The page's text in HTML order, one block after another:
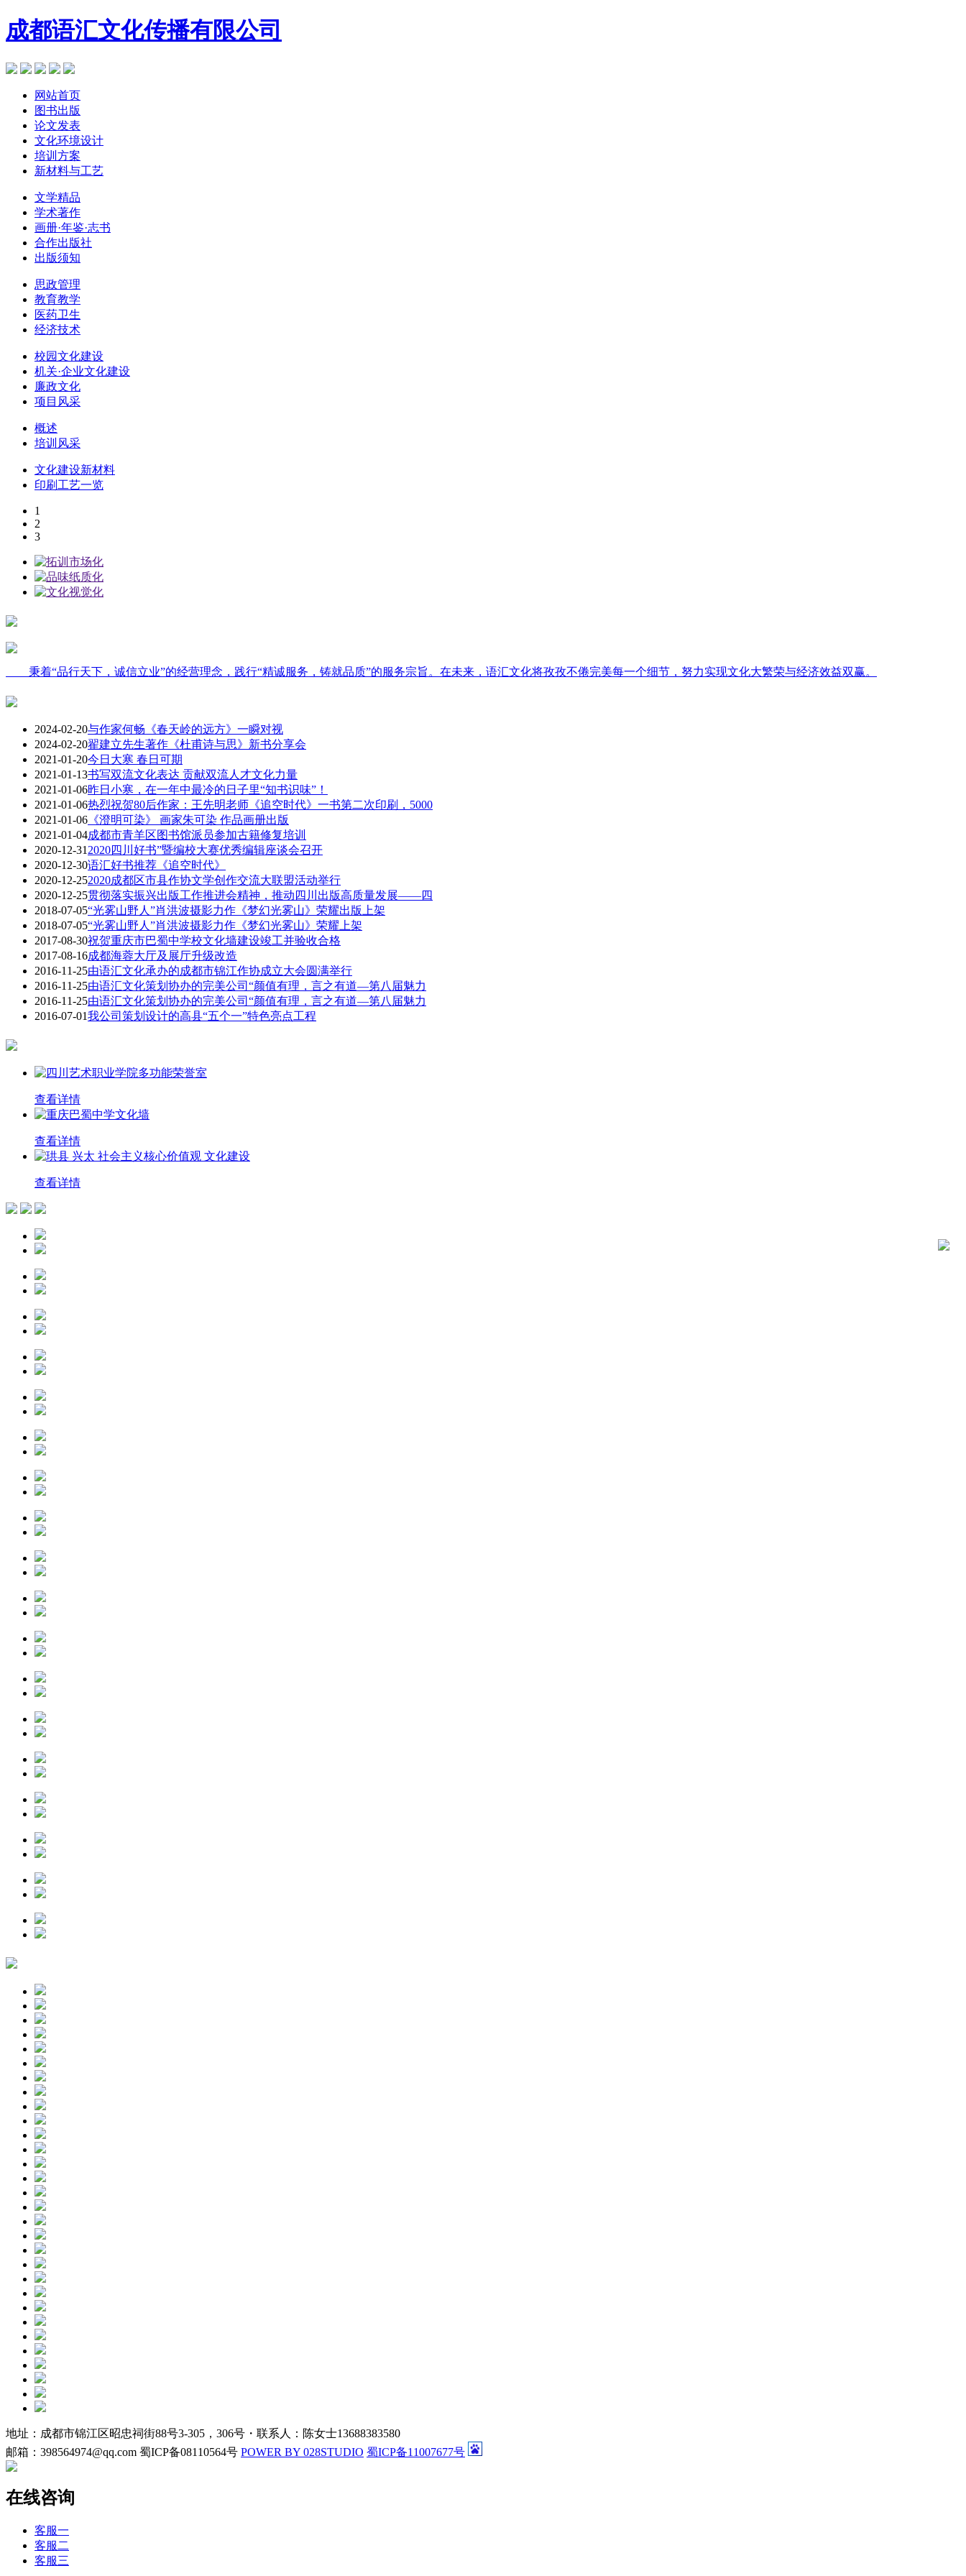
成都语汇文化传播有限公司
网站首页
图书出版
论文发表
文化环境设计
培训方案
新材料与工艺
文学精品
学术著作
画册·年鉴·志书
合作出版社
出版须知
思政管理
教育教学
医药卫生
经济技术
校园文化建设
机关·企业文化建设
廉政文化
项目风采
概述
培训风采
文化建设新材料
印刷工艺一览
1
2
3
秉着“品行天下，诚信立业”的经营理念，践行“精诚服务，铸就品质”的服务宗旨。在未来，语汇文化将孜孜不倦完美每一个细节，努力实现文化大繁荣与经济效益双赢。
2024-02-20与作家何畅《春天岭的远方》一瞬对视
2024-02-20翟建立先生著作《杜甫诗与思》新书分享会
2021-01-20今日大寒 春日可期
2021-01-13书写双流文化表达 贡献双流人才文化力量
2021-01-06昨日小寒，在一年中最冷的日子里“知书识味”！
2021-01-06热烈祝贺80后作家：王先明老师《追空时代》一书第二次印刷，5000
2021-01-06 《澄明可染》 画家朱可染 作品画册出版
2021-01-04成都市青羊区图书馆派员参加古籍修复培训
2020-12-31 2020四川好书”暨编校大赛优秀编辑座谈会召开
2020-12-30语汇好书推荐《追空时代》
2020-12-252020成都区市县作协文学创作交流大联盟活动举行
2020-12-25贯彻落实振兴出版工作推进会精神，推动四川出版高质量发展——四
2018-07-05“光雾山野人”肖洪波摄影力作《梦幻光雾山》荣耀出版上架
2018-07-05“光雾山野人”肖洪波摄影力作《梦幻光雾山》荣耀上架
2017-08-30祝贺重庆市巴蜀中学校文化墙建设竣工并验收合格
2017-08-16成都海蓉大厅及展厅升级改造
2016-11-25由语汇文化承办的成都市锦江作协成立大会圆满举行
2016-11-25由语汇文化策划协办的完美公司“颜值有理，言之有道—第八届魅力
2016-11-25由语汇文化策划协办的完美公司“颜值有理，言之有道—第八届魅力
2016-07-01我公司策划设计的高县“五个一”特色亮点工程
查看详情
查看详情
查看详情
地址：成都市锦江区昭忠祠街88号3-305，306号・联系人：陈女士13688383580
邮箱：398564974@qq.com 蜀ICP备08110564号 POWER BY 028STUDIO 蜀ICP备11007677号
在线咨询
客服一
客服二
客服三